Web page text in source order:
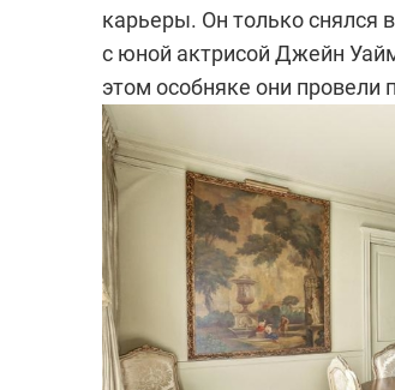
карьеры. Он только снялся
с юной актрисой Джейн
этом особняке они провели